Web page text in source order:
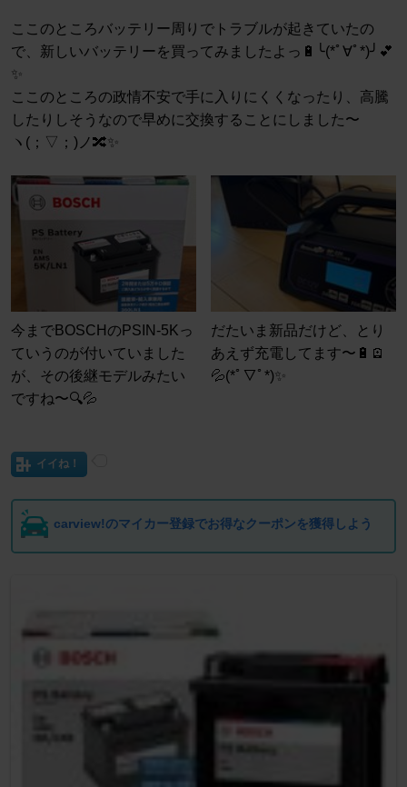
ここのところバッテリー周りでトラブルが起きていたの
で、新しいバッテリーを買ってみましたよっ🔋╰(*ﾟ∀ﾟ*)╯💕
✨
ここのところの政情不安で手に入りにくくなったり、高騰
したりしそうなので早めに交換することにしました〜
ヽ(；▽；)ノ🔀✨
今までBOSCHのPSIN-5Kっ
ていうのが付いていました
が、その後継モデルみたい
ですね〜🔍💦
だたいま新品だけど、とり
あえず充電してます〜🔋🪫
💦(*ﾟ▽ﾟ*)✨
イイね！
carview!のマイカー登録でお得なクーポンを獲得しよう